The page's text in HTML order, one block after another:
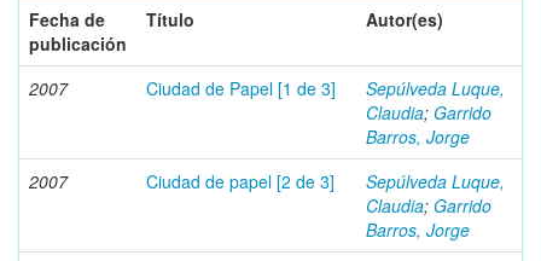
Fecha de
publicación
Título Autor(es)
2007 Ciudad de Papel [1 de 3]
Sepúlveda Luque,
Claudia; Garrido
Barros, Jorge
2007
Ciudad de papel [2 de 3]
Sepúlveda Luque,
Claudia; Garrido
Barros, Jorge